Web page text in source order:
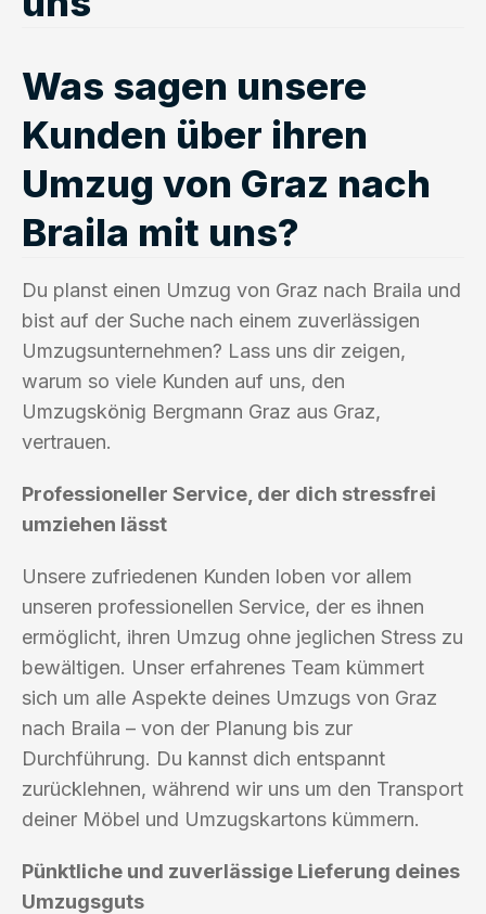
Was sagen unsere
Kunden über ihren
Umzug von Graz nach
Braila mit uns?
Du planst einen Umzug von Graz nach Braila und
bist auf der Suche nach einem zuverlässigen
Umzugsunternehmen? Lass uns dir zeigen,
warum so viele Kunden auf uns, den
Umzugskönig Bergmann Graz aus Graz,
vertrauen.
Professioneller Service, der dich stressfrei
umziehen lässt
Unsere zufriedenen Kunden loben vor allem
unseren professionellen Service, der es ihnen
ermöglicht, ihren Umzug ohne jeglichen Stress zu
bewältigen. Unser erfahrenes Team kümmert
sich um alle Aspekte deines Umzugs von Graz
nach Braila – von der Planung bis zur
Durchführung. Du kannst dich entspannt
zurücklehnen, während wir uns um den Transport
deiner Möbel und Umzugskartons kümmern.
Pünktliche und zuverlässige Lieferung deines
Umzugsguts